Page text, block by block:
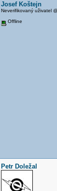
Josef Koštejn
Neverifikovaný uživatel
Offline
Petr Doležal